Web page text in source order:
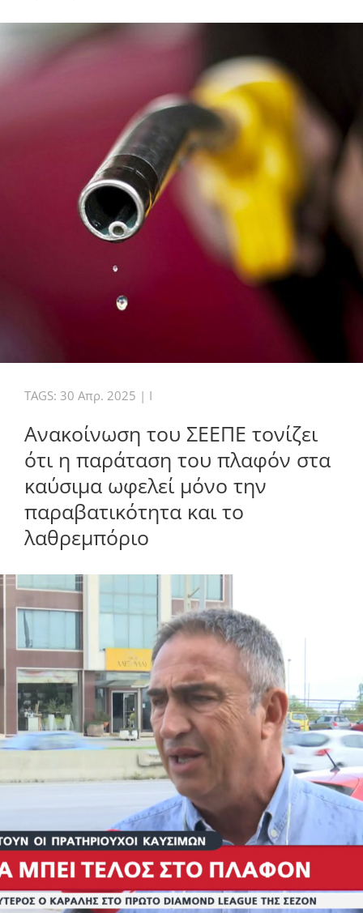
TAGS: 30 Απρ. 2025 | I
Ανακοίνωση του ΣΕΕΠΕ τονίζει
ότι η παράταση του πλαφόν στα
καύσιμα ωφελεί μόνο την
παραβατικότητα και το
λαθρεμπόριο